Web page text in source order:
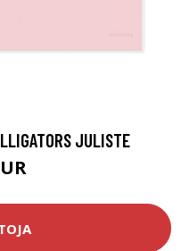
JULISTE